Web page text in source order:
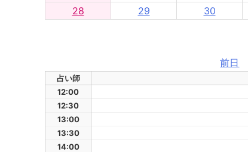
28
29 30
前日
占い師
12:00
12:30
13:00
13:30
14:00